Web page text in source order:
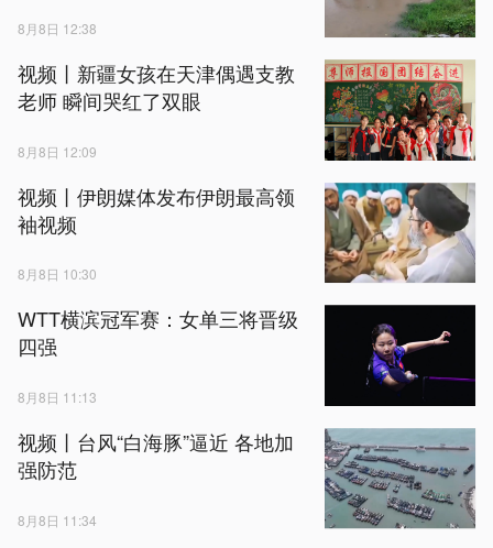
8月8日 12:38
视频丨新疆女孩在天津偶遇支教
老师 瞬间哭红了双眼
8月8日 12:09
视频丨伊朗媒体发布伊朗最高领
袖视频
8月8日 10:30
WTT横滨冠军赛：女单三将晋级
四强
8月8日 11:13
视频丨台风“白海豚”逼近 各地加
强防范
8月8日 11:34